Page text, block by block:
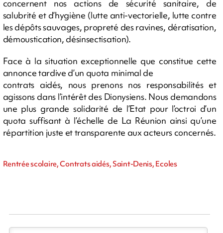
concernent nos actions de sécurité sanitaire, de
salubrité et d’hygiène (lutte anti-vectorielle, lutte contre
les dépôts sauvages, propreté des ravines, dératisation,
démoustication, désinsectisation).
Face à la situation exceptionnelle que constitue cette
annonce tardive d’un quota minimal de
contrats aidés, nous prenons nos responsabilités et
agissons dans l’intérêt des Dionysiens. Nous demandons
une plus grande solidarité de l’Etat pour l’octroi d’un
quota suffisant à l’échelle de La Réunion ainsi qu’une
répartition juste et transparente aux acteurs concernés.
Rentrée scolaire, Contrats aidés, Saint-Denis, Ecoles